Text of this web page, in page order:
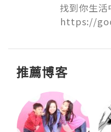
找到你生
https://
推薦博客